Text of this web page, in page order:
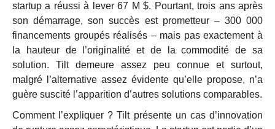
startup a réussi à lever 67 M $. Pourtant, trois ans après
son démarrage, son succès est prometteur – 300 000
financements groupés réalisés – mais pas exactement à
la hauteur de l’originalité et de la commodité de sa
solution. Tilt demeure assez peu connue et surtout,
malgré l’alternative assez évidente qu’elle propose, n’a
guère suscité l’apparition d’autres solutions comparables.
Comment l’expliquer ? Tilt présente un cas d’innovation